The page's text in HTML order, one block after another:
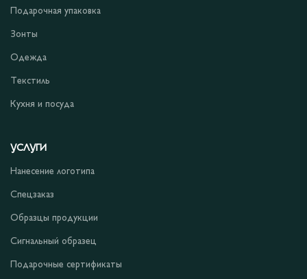
Подарочная упаковка
Зонты
Одежда
Текстиль
Кухня и посуда
УСЛУГИ
Нанесение логотипа
Спецзаказ
Образцы продукции
Сигнальный образец
Подарочные сертификаты